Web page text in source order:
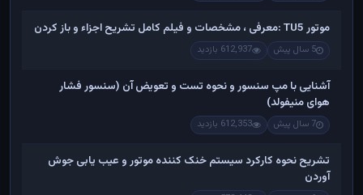
موتور TU5 :معرفی ، مشخصات و فیلم کامل تشریح اجزاء و باز کردن
5 سال پیش 612,937 بازدید
آشنایی با مپ سنسور و نحوه تست و تعویض آن (سنسور فشار
هوای منیفولد)
7 سال پیش 612,353 بازدید
تشریح نحوه کارکرد سیستم خنک کننده موتور و عیب یابی جوش
آوردن